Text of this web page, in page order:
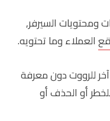
السيرفر,
العملاء وما تحتويه.
للرووت دون معرفة
أو الحذف أو